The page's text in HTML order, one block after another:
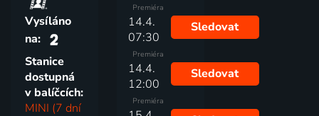
Vysíláno
na:
Stanice
dostupná
v balíčcích:
MINI (7 dní
Premiéra
14.4.
07:30
Premiéra
Sledovat
14.4.
12:00
Premiéra
Sledovat